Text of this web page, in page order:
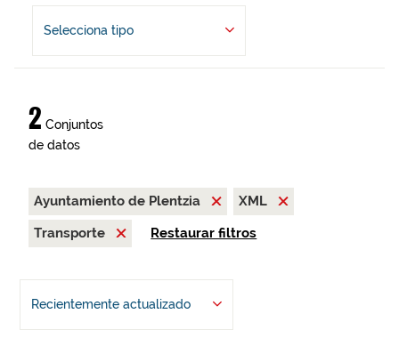
Selecciona tipo
2 Conjuntos
de datos
Ayuntamiento de Plentzia
XML
Transporte
Restaurar filtros
Recientemente actualizado